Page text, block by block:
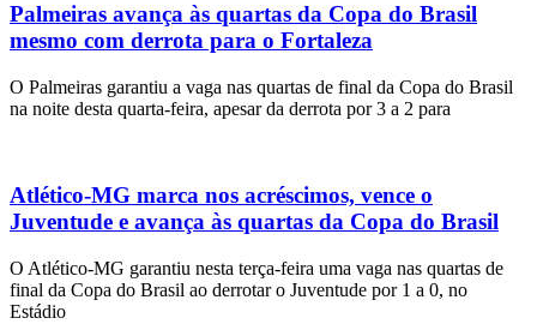
Palmeiras avança às quartas da Copa do Brasil
mesmo com derrota para o Fortaleza
O Palmeiras garantiu a vaga nas quartas de final da Copa do Brasil
na noite desta quarta-feira, apesar da derrota por 3 a 2 para
Atlético-MG marca nos acréscimos, vence o
Juventude e avança às quartas da Copa do Brasil
O Atlético-MG garantiu nesta terça-feira uma vaga nas quartas de
final da Copa do Brasil ao derrotar o Juventude por 1 a 0, no
Estádio